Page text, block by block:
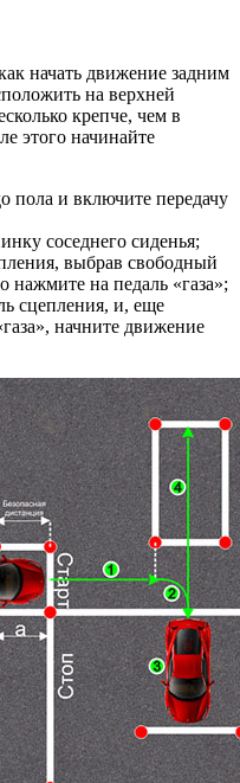
начать движение задним
на верхней
крепче, чем в
этого начинайте
пола и включите передачу
соседнего сиденья;
выбрав свободный
нажмите на педаль «газа»;
сцепления, и, еще
начните движение